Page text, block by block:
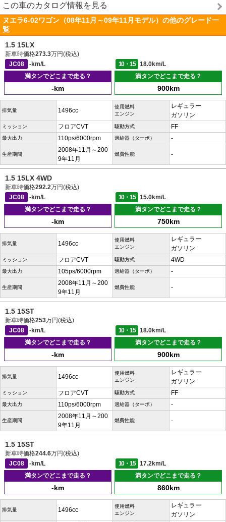
この車のカタログ情報を見る
ヌエラ6-02ワゴン（08年11月～09年11月モデル）の他のグレード一
覧
1.5 15LX
新車時価格273.3万円(税込)
JC08
-km/L 10・15
18.0km/L
満タンでどこまで走る？
-km
満タンでどこまで走る？
900km
排気量 1496cc
使用燃料
エンジン
レギュラー
ガソリン
ミッション フロアCVT 駆動方式 FF
最大出力 110ps/6000rpm 過給器（ターボ） -
生産期間
2008年11月～200
9年11月
燃費性能 -
1.5 15LX 4WD
新車時価格292.2万円(税込)
JC08
-km/L 10・15
15.0km/L
満タンでどこまで走る？
-km
満タンでどこまで走る？
750km
排気量 1496cc
使用燃料
エンジン
レギュラー
ガソリン
ミッション フロアCVT 駆動方式 4WD
最大出力 105ps/6000rpm 過給器（ターボ） -
生産期間
2008年11月～200
9年11月
燃費性能 -
1.5 15ST
新車時価格253万円(税込)
JC08
-km/L 10・15
18.0km/L
満タンでどこまで走る？
-km
満タンでどこまで走る？
900km
排気量 1496cc
使用燃料
エンジン
レギュラー
ガソリン
ミッション フロアCVT 駆動方式 FF
最大出力 110ps/6000rpm 過給器（ターボ） -
生産期間
2008年11月～200
9年11月
燃費性能 -
1.5 15ST
新車時価格244.6万円(税込)
JC08
-km/L 10・15
17.2km/L
満タンでどこまで走る？
-km
満タンでどこまで走る？
860km
排気量 1496cc
使用燃料
エンジン
レギュラー
ガソリン